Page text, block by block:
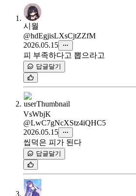
시월
@hdEgjisLXsCjtZZfM
2026.05.15
피 부족하다고 뽑으라고
답글달기
VsWbjK
@LwC7gNcXStz4iQHC5
2026.05.15
씹덕은 피가 된다
답글달기